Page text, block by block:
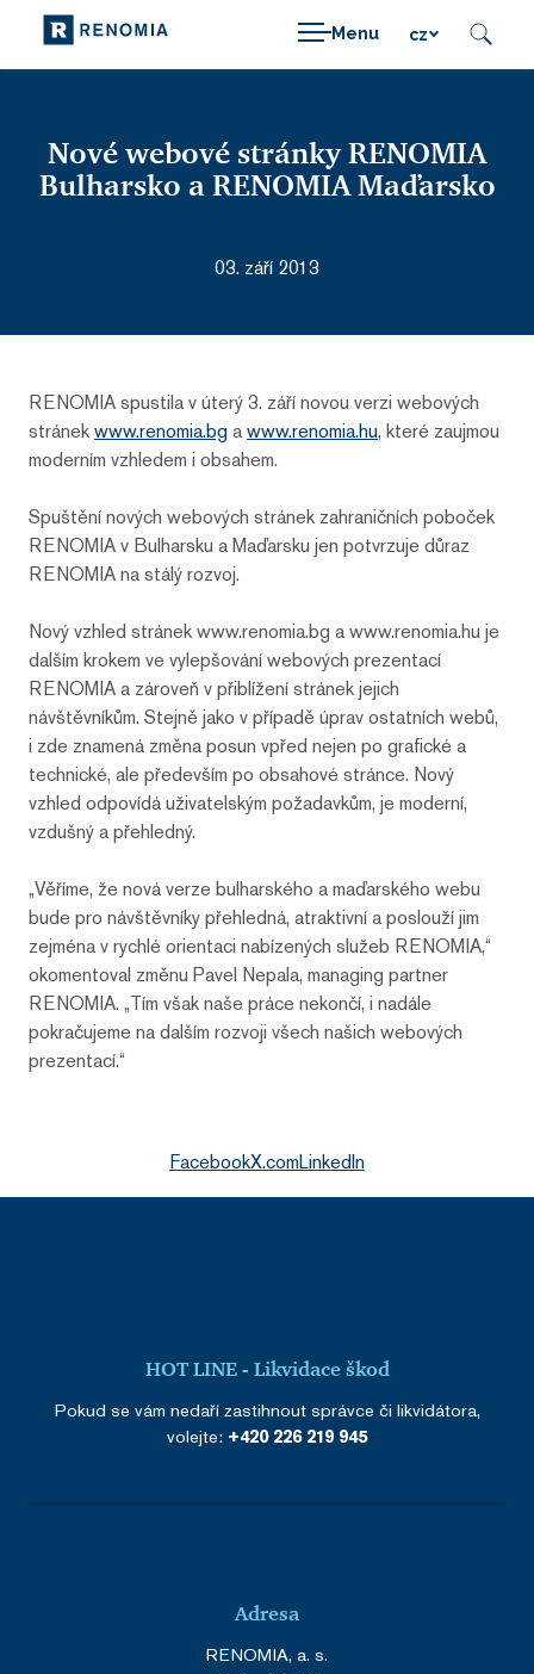
Menu cz
Nové webové stránky RENOMIA
Bulharsko a RENOMIA Maďarsko
03. září 2013
RENOMIA spustila v úterý 3. září novou verzi webových
stránekwww.renomia.bgawww.renomia.hu, které zaujmou
moderním vzhledem i obsahem.
Spuštění nových webových stránek zahraničních poboček
RENOMIA v Bulharsku a Maďarsku jen potvrzuje důraz
RENOMIA na stálý rozvoj.
Nový vzhled stránek www.renomia.bg a www.renomia.hu je
dalším krokem ve vylepšování webových prezentací
RENOMIA a zároveň v přiblížení stránek jejich
návštěvníkům. Stejně jako v případě úprav ostatních webů,
i zde znamená změna posun vpřed nejen po grafické a
technické, ale především po obsahové stránce. Nový
vzhled odpovídá uživatelským požadavkům, je moderní,
vzdušný a přehledný.
„Věříme, že nová verze bulharského a maďarského webu
bude pro návštěvníky přehledná, atraktivní a poslouží jim
zejména v rychlé orientaci nabízených služeb RENOMIA,“
okomentoval změnu Pavel Nepala, managing partner
RENOMIA. „Tím však naše práce nekončí, i nadále
pokračujeme na dalším rozvoji všech našich webových
prezentací.“
FacebookX.comLinkedIn
HOT LINE - Likvidace škod
Pokud se vám nedaří zastihnout správce či likvidátora,
volejte: +420 226 219 945
Adresa
RENOMIA, a. s.